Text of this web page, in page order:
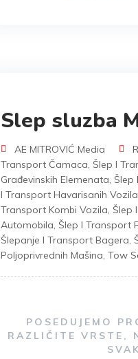
Slep sluzba
AE MITROVIĆ Media
Transport Čamaca, Šlep I
Građevinskih Elemenata, Šlep
I Transport Havarisanih Vozila
Transport Kombi Vozila, Šlep
Automobila, Šlep I Transport
Šlepanje I Transport Bagera,
Poljoprivrednih Mašina, Tow
POSEDUJEMO
RAZLIČITE VRSTE,